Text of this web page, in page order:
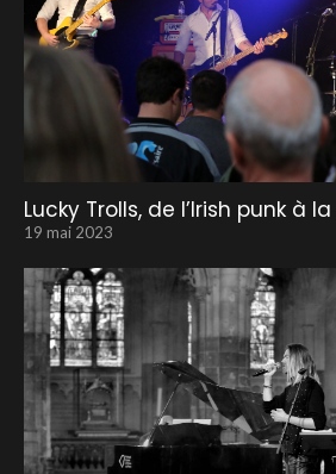
Lucky Trolls, de l’Irish punk à
19 mai 2023